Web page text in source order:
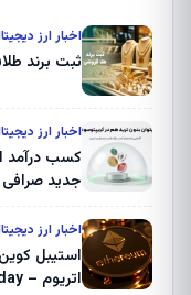
اخبار ارز
ثبت برند
اخبار ارز
کسب درآمد
جدید
اخبار ارز
استیبل
اتریوم – U.Today راه اندازی می شود